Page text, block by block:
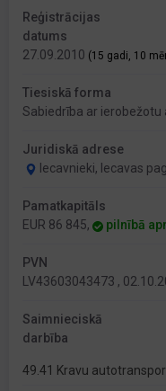
Reģistrācijas
datums
27.09.2010 (15 gadi, 10
Tiesiskā forma
Sabiedrība ar ierobežotu
Juridiskā adrese
Iecavnieki, Iecavas
Pamatkapitāls
EUR 86 845,
pilnībā
PVN
LV43603043473 ,
Saimnieciskā
darbība
49.41 Kravu